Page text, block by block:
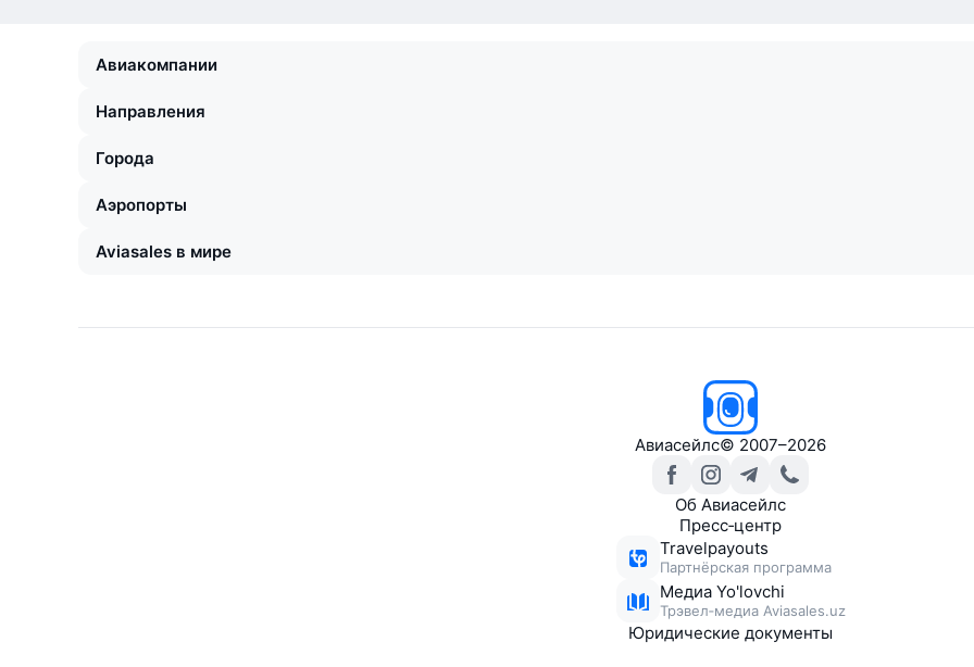
Авиакомпании
Направления
Города
Аэропорты
Aviasales в мире
Авиасейлс© 2007–2026
Об Авиасейлс
Пресс‑центр
Travelpayouts
Партнёрская программа
Медиа Yo'lovchi
Трэвел‑медиа Aviasales.uz
Юридические документы